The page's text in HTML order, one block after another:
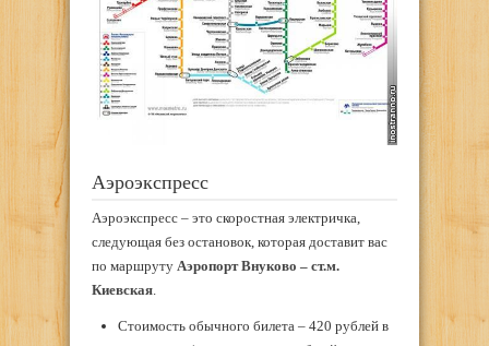
Аэроэкспресс
Аэроэкспресс – это скоростная электричка,
следующая без остановок, которая доставит вас
по маршруту Аэропорт Внуково – ст.м.
Киевская.
Стоимость обычного билета – 420 рублей в